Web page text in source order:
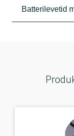
Batterilevetid